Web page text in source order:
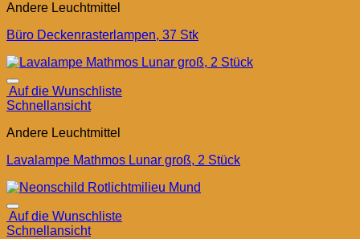
Andere Leuchtmittel
Büro Deckenrasterlampen, 37 Stk
Auf die Wunschliste
Schnellansicht
Andere Leuchtmittel
Lavalampe Mathmos Lunar groß, 2 Stück
Auf die Wunschliste
Schnellansicht